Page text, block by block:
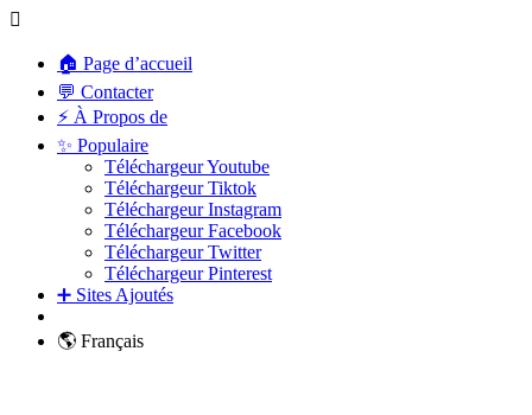
🏠 Page d’accueil
💬 Contacter
⚡ À Propos de
✨ Populaire
Téléchargeur Youtube
Téléchargeur Tiktok
Téléchargeur Instagram
Téléchargeur Facebook
Téléchargeur Twitter
Téléchargeur Pinterest
➕ Sites Ajoutés
🌎 Français